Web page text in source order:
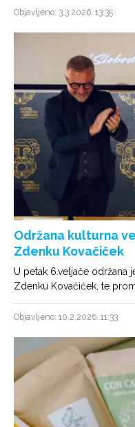
Objavljeno: 3.3.2026. 13:35
Održana kulturna
Zdenku Kovačiček
U petak 6.veljače održana
Zdenku Kovačiček, te
Objavljeno: 10.2.2026. 11:33